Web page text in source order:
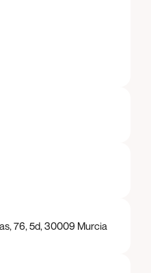
76, 5d, 30009 Murcia